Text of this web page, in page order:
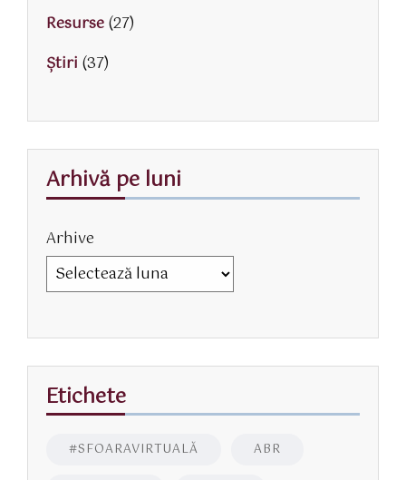
Resurse(27)
Știri (37)
Arhivă pe luni
Arhive
Etichete
#SFOARAVIRTUALĂ ABR